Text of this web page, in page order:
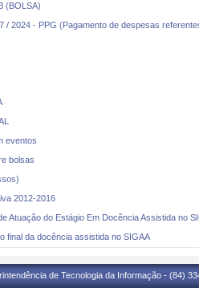
(BOLSA)
/ 2024 - PPG (Pagamento de despesas
eventos
bolsas
2012-2016
Atuação do Estágio Em Docência Assistida no
final da docência assistida no SIGAA
de Tecnologia da Informação - (84)